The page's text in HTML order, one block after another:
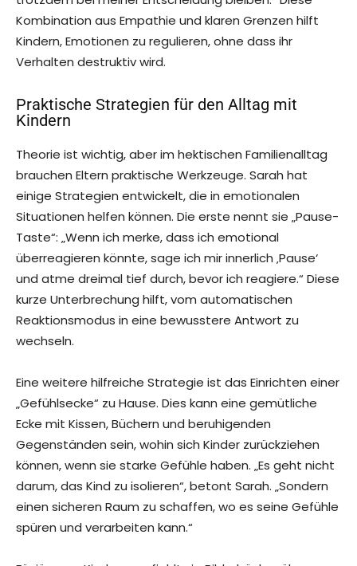
Kombination aus Empathie und klaren Grenzen hilft
Kindern, Emotionen zu regulieren, ohne dass ihr
Verhalten destruktiv wird.
Praktische Strategien für den Alltag mit
Kindern
Theorie ist wichtig, aber im hektischen Familienalltag
brauchen Eltern praktische Werkzeuge. Sarah hat
einige Strategien entwickelt, die in emotionalen
Situationen helfen können. Die erste nennt sie „Pause-
Taste“: „Wenn ich merke, dass ich emotional
überreagieren könnte, sage ich mir innerlich ‚Pause‘
und atme dreimal tief durch, bevor ich reagiere.“ Diese
kurze Unterbrechung hilft, vom automatischen
Reaktionsmodus in eine bewusstere Antwort zu
wechseln.
Eine weitere hilfreiche Strategie ist das Einrichten einer
„Gefühlsecke“ zu Hause. Dies kann eine gemütliche
Ecke mit Kissen, Büchern und beruhigenden
Gegenständen sein, wohin sich Kinder zurückziehen
können, wenn sie starke Gefühle haben. „Es geht nicht
darum, das Kind zu isolieren“, betont Sarah. „Sondern
einen sicheren Raum zu schaffen, wo es seine Gefühle
spüren und verarbeiten kann.“